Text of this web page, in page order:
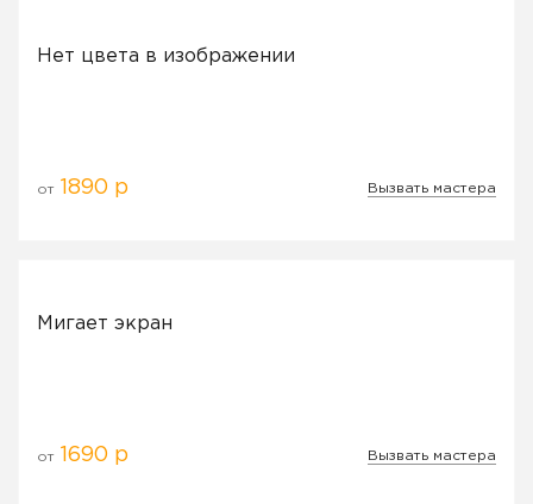
Нет цвета в изображении
от 1890 р Вызвать мастера
Мигает экран
от 1690 р Вызвать мастера